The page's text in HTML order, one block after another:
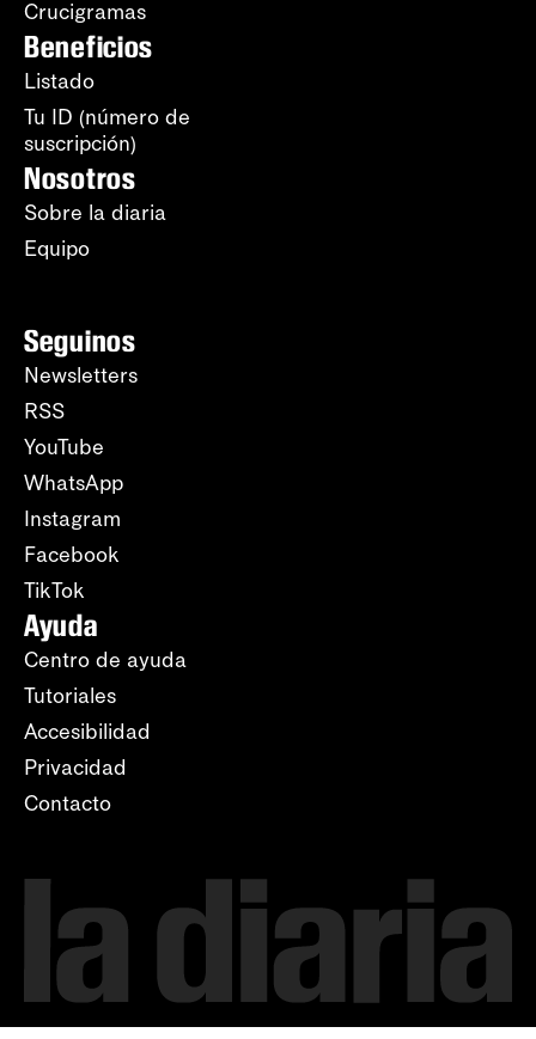
Crucigramas
Beneficios
Listado
Tu ID (número de
suscripción)
Nosotros
Sobre la diaria
Equipo
Seguinos
Newsletters
RSS
YouTube
WhatsApp
Instagram
Facebook
TikTok
Ayuda
Centro de ayuda
Tutoriales
Accesibilidad
Privacidad
Contacto